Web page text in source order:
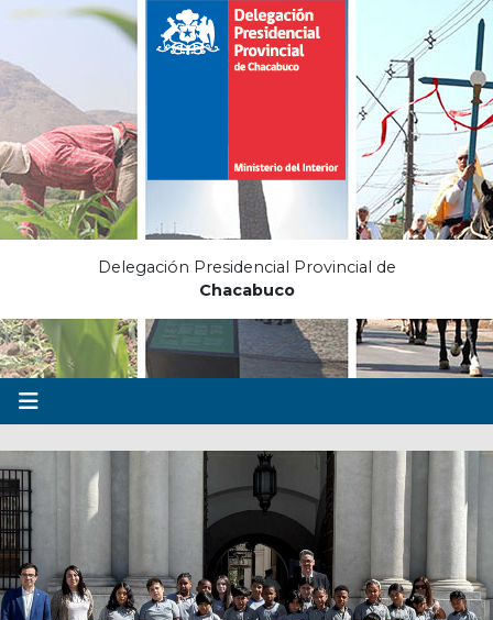
Delegación Presidencial Provincial de
Chacabuco